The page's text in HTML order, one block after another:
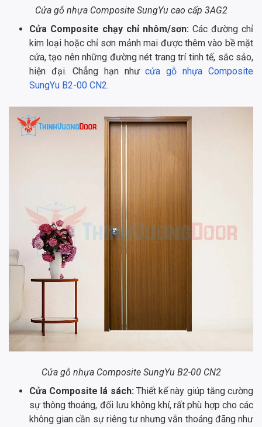
Cửa gỗ nhựa Composite SungYu cao cấp 3AG2
Cửa Composite chạy chỉ nhôm/sơn: Các đường chỉ
kim loại hoặc chỉ sơn mảnh mai được thêm vào bề mặt
cửa, tạo nên những đường nét trang trí tinh tế, sắc sảo,
hiện đại. Chẳng hạn nhưcửa gỗ nhựa Composite
SungYu B2-00 CN2.
Cửa gỗ nhựa Composite SungYu B2-00 CN2
Cửa Composite lá sách: Thiết kế này giúp tăng cường
sự thông thoáng, đối lưu không khí, rất phù hợp cho các
không gian cần sự riêng tư nhưng vẫn thoáng đãng như